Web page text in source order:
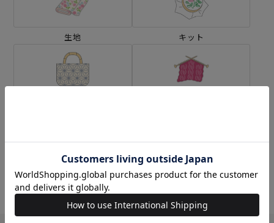
生地 キット
ミシン ソーイングボックス